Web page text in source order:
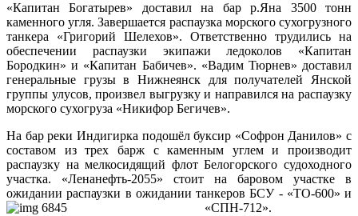
«Капитан Богатырев» доставил на бар р.Яна 3500 тонн
каменного угля. Завершается распаузка морского сухогрузного
танкера «Григорий Шелехов». Ответственно трудились на
обеспечении распаузки экипажи ледоколов «Капитан
Бородкин» и «Капитан Бабичев». «Вадим Тюрнев» доставил
генеральные грузы в Нижнеянск для получателей Янской
группы улусов, произвел выгрузку и направился на распаузку
морского сухогруза «Никифор Бегичев».
На бар реки Индигирка подошёл буксир «Софрон Данилов» с
составом из трех барж с каменным углем и производит
распаузку на мелкосидящий флот Белогорского судоходного
участка. «Ленанефть-2055» стоит на баровом участке в
ожидании распаузки в ожидании танкеров БСУ - «ТО-600» и
«СПН-712».